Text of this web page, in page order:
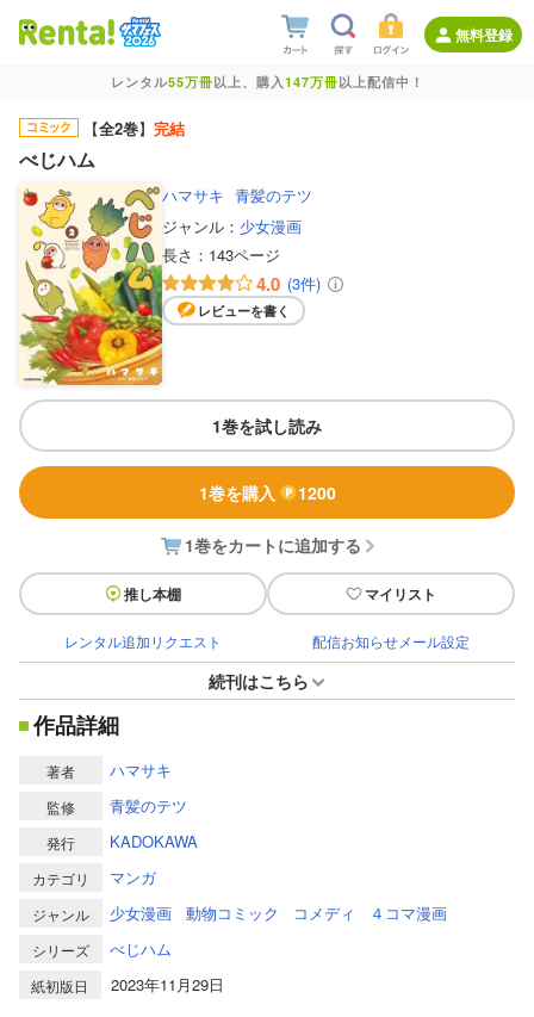
無料登録
レンタル55万冊以上、購入147万冊以上配信中！
【全2巻】 完結
べじハム
ハマサキ 青髪のテツ
ジャンル： 少女漫画
長さ： 143ページ
4.0 (3件)
レビューを書く
1巻を試し読み
1巻を購入 1200
1巻をカートに追加する
推し本棚 マイリスト
レンタル追加リクエスト 配信お知らせメール設定
続刊はこちら
作品詳細
著者 ハマサキ
監修 青髪のテツ
発行 KADOKAWA
カテゴリ マンガ
ジャンル 少女漫画 動物コミック コメディ ４コマ漫画
シリーズ べじハム
紙初版日
2023年11月29日